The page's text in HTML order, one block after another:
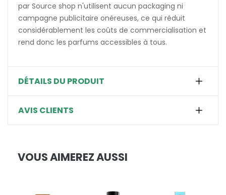
par Source shop n'utilisent aucun packaging ni
campagne publicitaire onéreuses, ce qui réduit
considérablement les coûts de commercialisation et
rend donc les parfums accessibles à tous.
DÉTAILS DU PRODUIT
AVIS CLIENTS
VOUS AIMEREZ AUSSI